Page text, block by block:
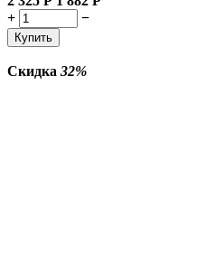
+
−
Купить
Скидка 32%